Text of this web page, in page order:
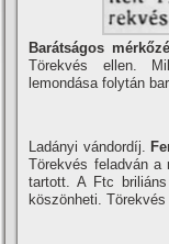
Barátságos
Törekvés ellen.
lemondása folytán
Ladányi vándordí­j.
Törekvés feladván a
tartott. A Ftc
köszönheti.